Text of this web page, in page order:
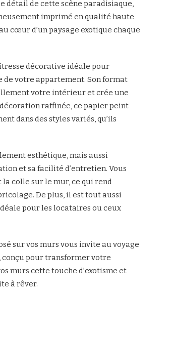
détail de cette scène paradisiaque,
imprimé en qualité haute
cœur d’un paysage exotique chaque
décorative idéale pour
de votre appartement. Son format
votre intérieur et crée une
raffinée, ce papier peint
dans des styles variés, qu’ils
esthétique, mais aussi
et sa facilité d’entretien. Vous
colle sur le mur, ce qui rend
De plus, il est tout aussi
pour les locataires ou ceux
sur vos murs vous invite au voyage
conçu pour transformer votre
murs cette touche d’exotisme et
à rêver.